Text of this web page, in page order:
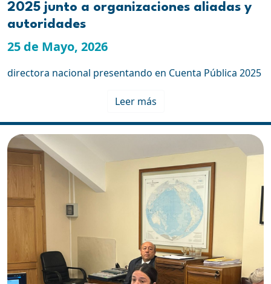
2025 junto a organizaciones aliadas y
autoridades
25 de Mayo, 2026
directora nacional presentando en Cuenta Pública 2025
Leer más